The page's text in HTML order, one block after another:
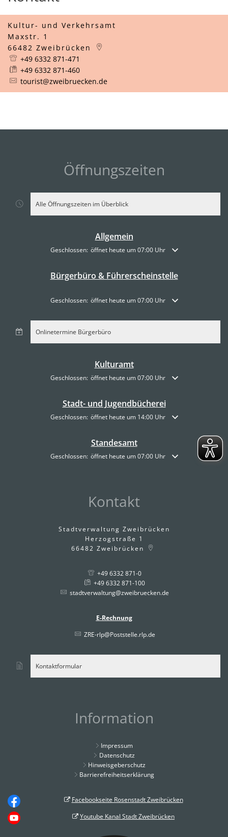
Kultur- und Verkehrsamt
Maxstr. 1
66482 Zweibrücken
+49 6332 871-471
+49 6332 871-460
tourist@zweibruecken.de
Öffnungszeiten
Alle Öffnungszeiten im Überblick
Allgemein
Klicken, um weitere Öffnungs- oder Schließzeiten
Geschlossen: öffnet heute um 07:00 Uhr
Bürgerbüro & Führerscheinstelle
Klicken, um weitere Öffnungs- oder Schließzeiten
Geschlossen: öffnet heute um 07:00 Uhr
Onlinetermine Bürgerbüro
Kulturamt
Klicken, um weitere Öffnungs- oder Schließzeiten
Geschlossen: öffnet heute um 07:00 Uhr
Stadt- und Jugendbücherei
Klicken, um weitere Öffnungs- oder Schließzeiten
Geschlossen: öffnet heute um 14:00 Uhr
Standesamt
Klicken, um weitere Öffnungs- oder Schließzeiten
Geschlossen: öffnet heute um 07:00 Uhr
Kontakt
Stadtverwaltung Zweibrücken
Herzogstraße 1
66482 Zweibrücken
+49 6332 871-0
+49 6332 871-100
stadtverwaltung@zweibruecken.de
E-Rechnung
ZRE-rlp@Poststelle.rlp.de
Kontaktformular
Information
Impressum
Datenschutz
Hinweisgeberschutz
Barrierefreiheitserklärung
Facebookseite Rosenstadt Zweibrücken
Youtube Kanal Stadt Zweibrücken